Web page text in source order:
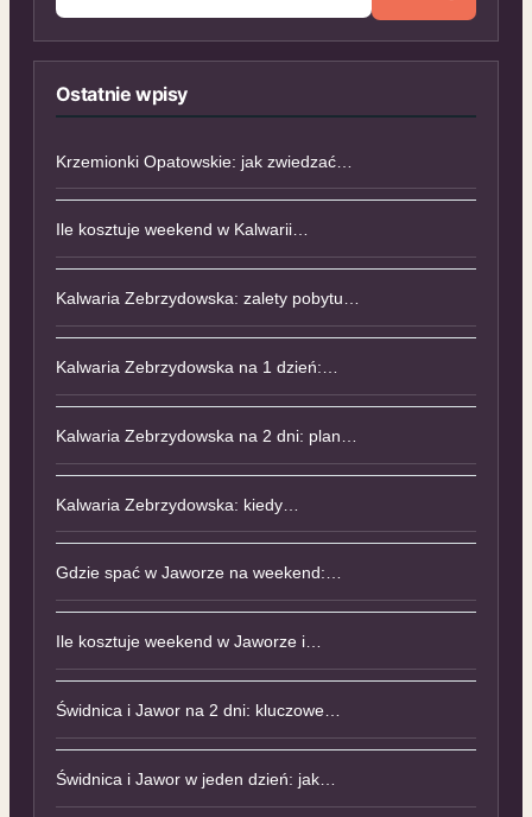
Ostatnie wpisy
Krzemionki Opatowskie: jak zwiedzać…
Ile kosztuje weekend w Kalwarii…
Kalwaria Zebrzydowska: zalety pobytu…
Kalwaria Zebrzydowska na 1 dzień:…
Kalwaria Zebrzydowska na 2 dni: plan…
Kalwaria Zebrzydowska: kiedy…
Gdzie spać w Jaworze na weekend:…
Ile kosztuje weekend w Jaworze i…
Świdnica i Jawor na 2 dni: kluczowe…
Świdnica i Jawor w jeden dzień: jak…